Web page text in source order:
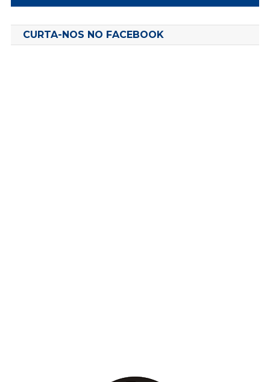
CURTA-NOS NO FACEBOOK